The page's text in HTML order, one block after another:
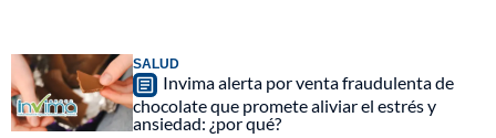
SALUD
Invima alerta por venta fraudulenta de
chocolate que promete aliviar el estrés y
ansiedad: ¿por qué?